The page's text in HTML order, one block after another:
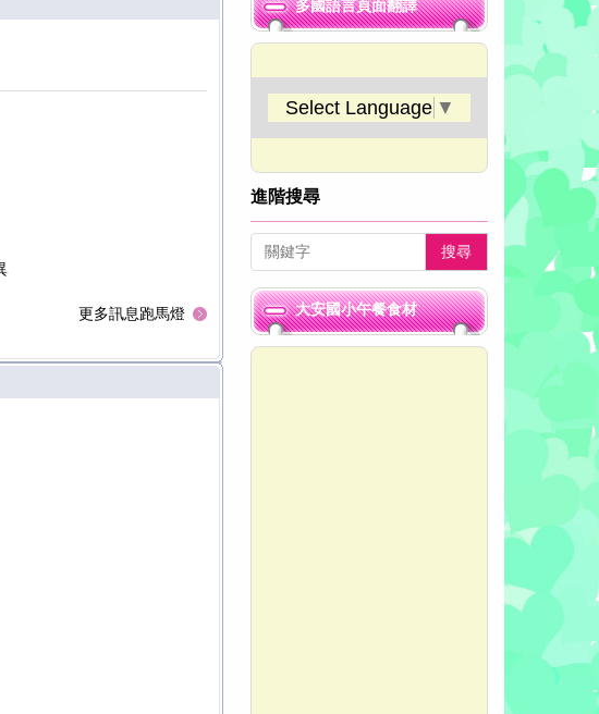
恭賀大安國小參加115年度大安區運動嘉年華桌球錦標
恭賀本校參加臺中市115年度臺中市國小學童潔牙觀摩
恭賀大安國小參加115年度大安區鄉親盃桌球賽成績優異
恭賀大安國小參加115年度大安區運動嘉年華羽球錦標
恭賀大安國小參加115年度大安區運動嘉年華桌球錦標
恭賀本校參加臺中市115年度臺中市國小學童潔牙觀摩
恭賀大安國小參加115年度大安區鄉親盃桌球賽成績優異
恭賀大安國小參加115年度大安區運動嘉年華羽球錦標
恭賀本校參加臺中市115年度臺中市國小學童潔牙觀摩
恭賀大安國小參加115年度大安區鄉親盃桌球賽成績優異
恭賀大安國小參加115年度大安區運動嘉年華羽球錦標
恭賀大安國小參加115年度大安區運動嘉年華桌球錦標
恭賀本校參加臺中市115年度臺中市國小學童潔牙觀摩
恭賀大安國小參加115年度大安區鄉親盃桌球賽成績優異
更多訊息跑馬燈
多國語言頁面翻譯
Select Language ▼
進階搜尋
搜尋
大安國小午餐食材